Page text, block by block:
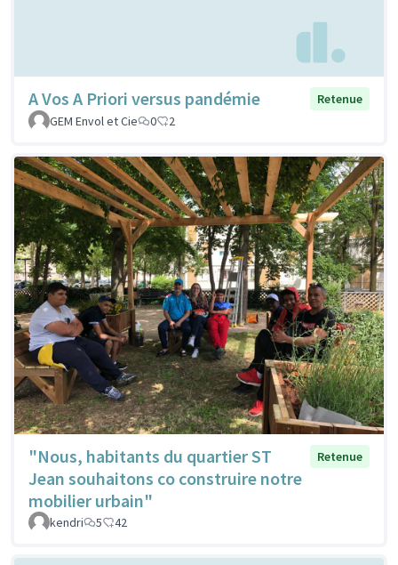
A Vos A Priori versus pandémie
Retenue
GEM Envol et Cie
0 2
"Nous, habitants du quartier ST
Jean souhaitons co construire notre
mobilier urbain"
Retenue
kendri 5 42